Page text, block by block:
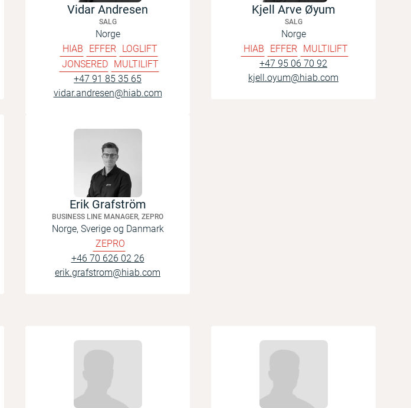
Vidar Andresen
SALG
Norge
HIAB
EFFER LOGLIFT
JONSERED
MULTILIFT
+47 91 85 35 65
vidar.andresen@hiab.com
Kjell Arve Øyum
SALG
Norge
HIAB
EFFER MULTILIFT
+47 95 06 70 92
kjell.oyum@hiab.com
Erik Grafström
BUSINESS LINE MANAGER, ZEPRO
Norge, Sverige og Danmark
ZEPRO
+46 70 626 02 26
erik.grafstrom@hiab.com